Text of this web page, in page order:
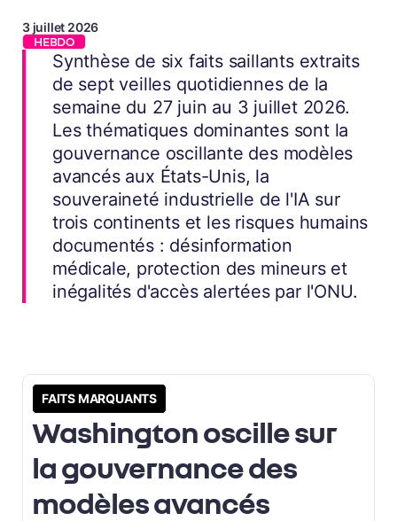
HEBDO
Synthèse de six faits saillants extraits
de sept veilles quotidiennes de la
semaine du 27 juin au 3 juillet 2026.
Les thématiques dominantes sont la
gouvernance oscillante des modèles
avancés aux États-Unis, la
souveraineté industrielle de l'IA sur
trois continents et les risques humains
documentés : désinformation
médicale, protection des mineurs et
inégalités d'accès alertées par l'ONU.
3 juillet 2026
FAITS MARQUANTS
Washington oscille sur
la gouvernance des
modèles avancés